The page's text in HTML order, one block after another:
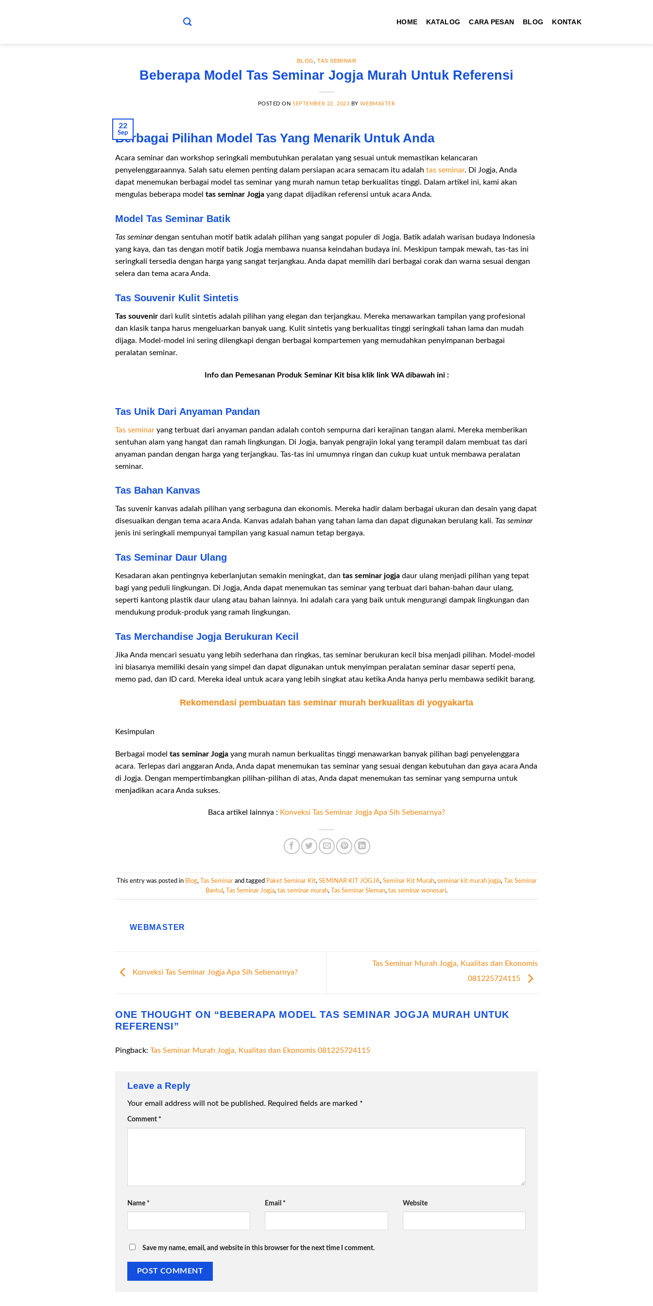
HOME KATALOG CARA PESAN BLOG KONTAK
BLOG,TAS SEMINAR
Beberapa Model Tas Seminar Jogja Murah Untuk Referensi
POSTED ONSEPTEMBER 22, 2023 BYWEBMASTER
22
Sep
Berbagai Pilihan Model Tas Yang Menarik Untuk Anda
Acara seminar dan workshop seringkali membutuhkan peralatan yang sesuai untuk memastikan kelancaran
penyelenggaraannya. Salah satu elemen penting dalam persiapan acara semacam itu adalah tas seminar. Di Jogja, Anda
dapat menemukan berbagai model tas seminar yang murah namun tetap berkualitas tinggi. Dalam artikel ini, kami akan
mengulas beberapa model tas seminar Jogja yang dapat dijadikan referensi untuk acara Anda.
Model Tas Seminar Batik
Tas seminardengan sentuhan motif batik adalah pilihan yang sangat populer di Jogja. Batik adalah warisan budaya Indonesia
yang kaya, dan tas dengan motif batik Jogja membawa nuansa keindahan budaya ini. Meskipun tampak mewah, tas-tas ini
seringkali tersedia dengan harga yang sangat terjangkau. Anda dapat memilih dari berbagai corak dan warna sesuai dengan
selera dan tema acara Anda.
Tas Souvenir Kulit Sintetis
Tas souvenir dari kulit sintetis adalah pilihan yang elegan dan terjangkau. Mereka menawarkan tampilan yang profesional
dan klasik tanpa harus mengeluarkan banyak uang. Kulit sintetis yang berkualitas tinggi seringkali tahan lama dan mudah
dijaga. Model-model ini sering dilengkapi dengan berbagai kompartemen yang memudahkan penyimpanan berbagai
peralatan seminar.
Info dan Pemesanan Produk Seminar Kit bisa klik link WA dibawah ini :
Tas Unik Dari Anyaman Pandan
Tas seminar yang terbuat dari anyaman pandan adalah contoh sempurna dari kerajinan tangan alami. Mereka memberikan
sentuhan alam yang hangat dan ramah lingkungan. Di Jogja, banyak pengrajin lokal yang terampil dalam membuat tas dari
anyaman pandan dengan harga yang terjangkau. Tas-tas ini umumnya ringan dan cukup kuat untuk membawa peralatan
seminar.
Tas Bahan Kanvas
Tas suvenir kanvas adalah pilihan yang serbaguna dan ekonomis. Mereka hadir dalam berbagai ukuran dan desain yang dapat
disesuaikan dengan tema acara Anda. Kanvas adalah bahan yang tahan lama dan dapat digunakan berulang kali. Tas seminar
jenis ini seringkali mempunyai tampilan yang kasual namun tetap bergaya.
Tas Seminar Daur Ulang
Kesadaran akan pentingnya keberlanjutan semakin meningkat, dan tas seminar jogja daur ulang menjadi pilihan yang tepat
bagi yang peduli lingkungan. Di Jogja, Anda dapat menemukan tas seminar yang terbuat dari bahan-bahan daur ulang,
seperti kantong plastik daur ulang atau bahan lainnya. Ini adalah cara yang baik untuk mengurangi dampak lingkungan dan
mendukung produk-produk yang ramah lingkungan.
Tas Merchandise Jogja Berukuran Kecil
Jika Anda mencari sesuatu yang lebih sederhana dan ringkas, tas seminar berukuran kecil bisa menjadi pilihan. Model-model
ini biasanya memiliki desain yang simpel dan dapat digunakan untuk menyimpan peralatan seminar dasar seperti pena,
memo pad, dan ID card. Mereka ideal untuk acara yang lebih singkat atau ketika Anda hanya perlu membawa sedikit barang.
Rekomendasi pembuatan tas seminar murah berkualitas di yogyakarta
Kesimpulan
Berbagai model tas seminar Jogja yang murah namun berkualitas tinggi menawarkan banyak pilihan bagi penyelenggara
acara. Terlepas dari anggaran Anda, Anda dapat menemukan tas seminar yang sesuai dengan kebutuhan dan gaya acara Anda
di Jogja. Dengan mempertimbangkan pilihan-pilihan di atas, Anda dapat menemukan tas seminar yang sempurna untuk
menjadikan acara Anda sukses.
Baca artikel lainnya : Konveksi Tas Seminar Jogja Apa Sih Sebenarnya?
This entry was posted in Blog, Tas Seminarand tagged Paket Seminar Kit, SEMINAR KIT JOGJA, Seminar Kit Murah, seminar kit murah jogja,
Tas Seminar
Bantul , Tas Seminar Jogja, tas seminar murah, Tas Seminar Sleman, tas seminar wonosari.
WEBMASTER
Konveksi Tas Seminar Jogja Apa Sih Sebenarnya?
Tas Seminar Murah Jogja, Kualitas dan Ekonomis
081225724115
ONE THOUGHT ON “BEBERAPA MODEL TAS SEMINAR JOGJA MURAH UNTUK
REFERENSI”
Pingback: Tas Seminar Murah Jogja, Kualitas dan Ekonomis 081225724115
Leave a Reply
Your email address will not be published. Required fields are marked *
Comment *
Name * Email * Website
Save my name, email, and website in this browser for the next time I comment.